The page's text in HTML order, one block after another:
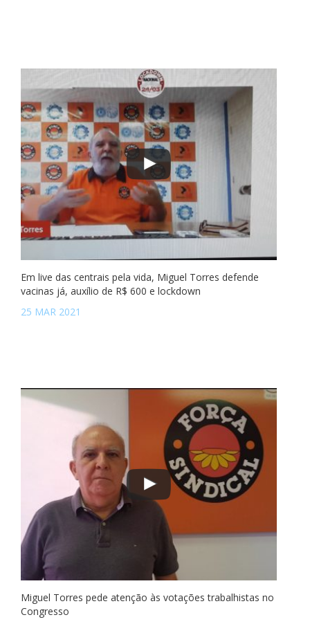
Em live das centrais pela vida, Miguel Torres defende
vacinas já, auxílio de R$ 600 e lockdown
25 MAR 2021
Miguel Torres pede atenção às votações trabalhistas no
Congresso